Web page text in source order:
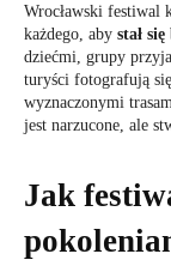
Wrocławski festiwal
każdego, aby stał
dziećmi, grupy
turyści fotografują
wyznaczonymi
jest narzucone, ale
Jak